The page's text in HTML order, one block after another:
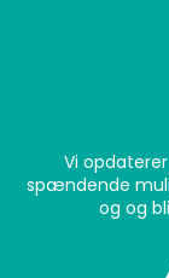
Vi
spændende
og og